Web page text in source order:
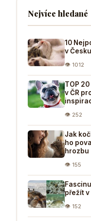
Nejvíce hledané
10
v
👁 1012
TOP
v ČR
👁 252
Jak
ho
hrozbu
👁 155
přežít
👁 152